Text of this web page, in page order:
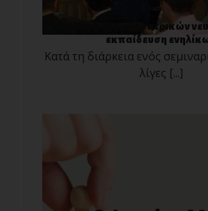
Η δύναμη των κατοπτρικών
εκπαίδευση
Κατά τη διάρκεια ενός
λίγες [...]